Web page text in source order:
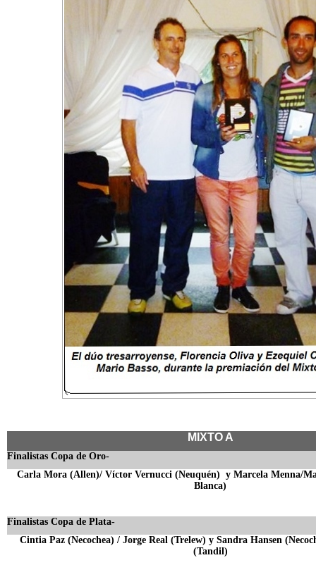
MIXTO A
Finalistas Copa de Oro-
Carla Mora (Allen)/ Víctor Vernucci (Neuquén) y Marcela Menna/
Blanca)
Finalistas Copa de Plata-
Cintia Paz (Necochea) / Jorge Real (Trelew) y Sandra Hansen
(Tandil)